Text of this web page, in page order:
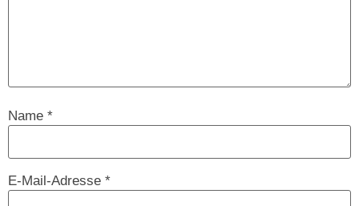
Name *
E-Mail-Adresse *